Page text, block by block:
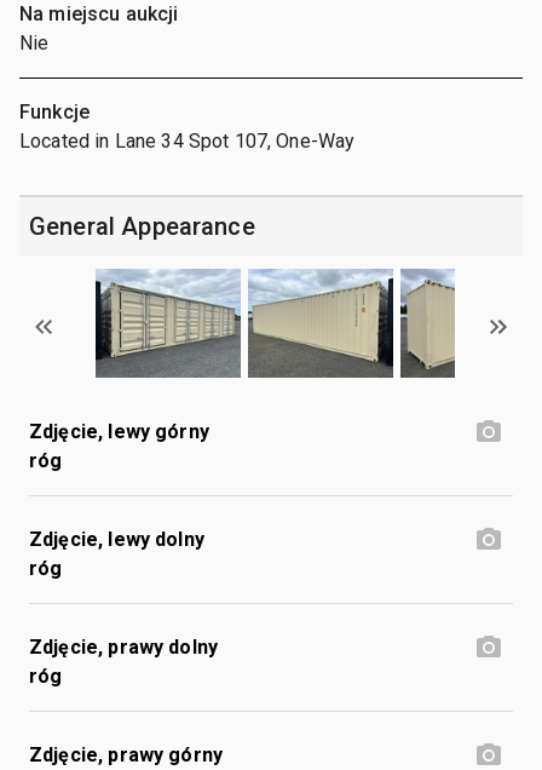
Na miejscu aukcji
Nie
Funkcje
Located in Lane 34 Spot 107, One-Way
General Appearance
Zdjęcie, lewy górny
róg
Zdjęcie, lewy dolny
róg
Zdjęcie, prawy dolny
róg
Zdjęcie, prawy górny